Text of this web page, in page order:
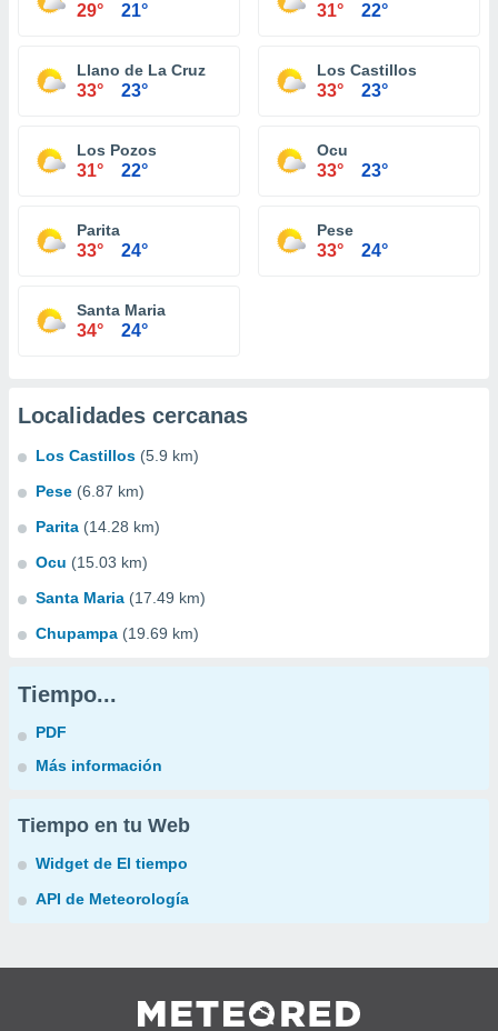
29° 21° 31° 22°
Llano de La Cruz
33° 23°
Los Castillos
33° 23°
Los Pozos
31° 22°
Ocu
33° 23°
Parita
33° 24°
Pese
33° 24°
Santa Maria
34° 24°
Localidades cercanas
Los Castillos (5.9 km)
Pese (6.87 km)
Parita (14.28 km)
Ocu (15.03 km)
Santa Maria (17.49 km)
Chupampa (19.69 km)
Tiempo...
PDF
Más información
Tiempo en tu Web
Widget de El tiempo
API de Meteorología